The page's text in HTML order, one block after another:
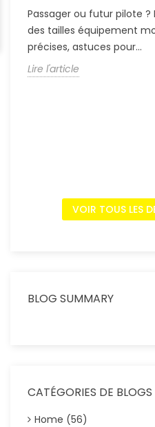
Passager ou futur pilote
des tailles équipement
précises, astuces pour...
Lire l'article
VOIR TOUS LES
BLOG SUMMARY
CATÉGORIES DE BLOGS
Home (56)